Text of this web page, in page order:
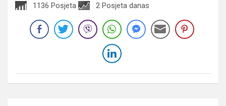
1136 Posjeta 2 Posjeta danas